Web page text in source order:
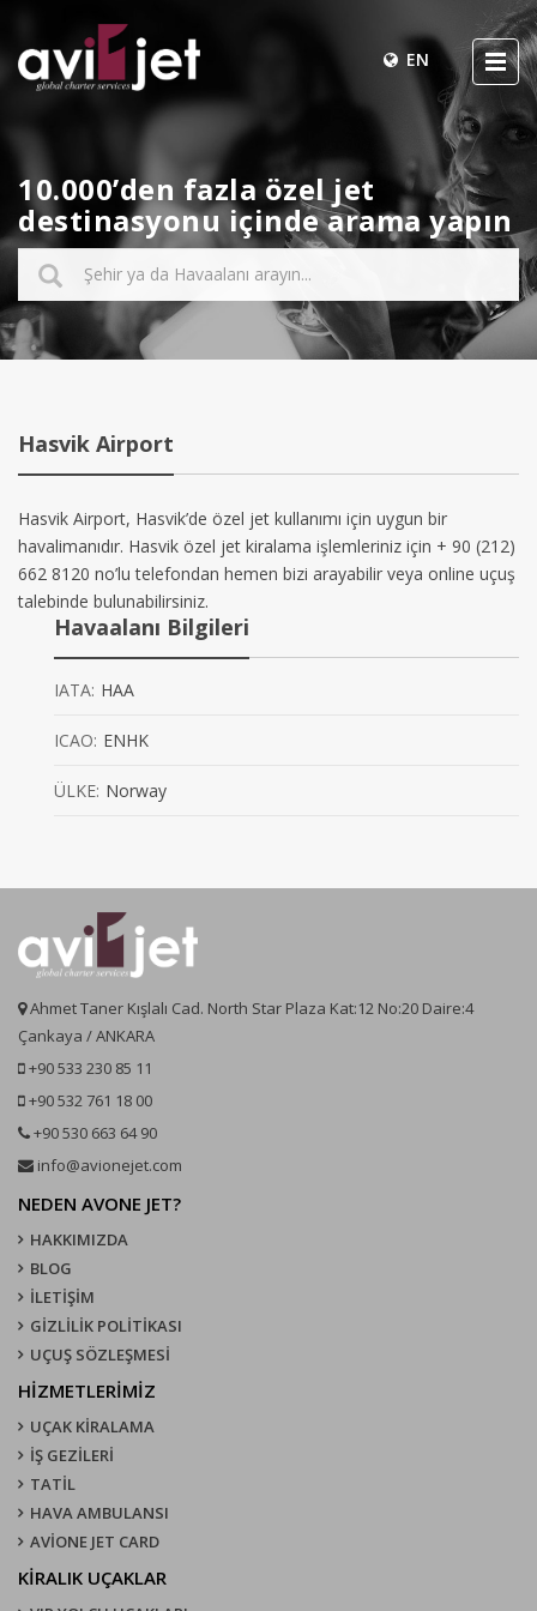
EN
10.000’den fazla özel jet
destinasyonu içinde arama yapın
Hasvik Airport
Hasvik Airport, Hasvik’de özel jet kullanımı için uygun bir
havalimanıdır. Hasvik özel jet kiralama işlemleriniz için + 90 (212)
662 8120 no’lu telefondan hemen bizi arayabilir veya online uçuş
talebinde bulunabilirsiniz.
Havaalanı Bilgileri
IATA: HAA
ICAO: ENHK
ÜLKE: Norway
Ahmet Taner Kışlalı Cad. North Star Plaza Kat:12 No:20 Daire:4
Çankaya / ANKARA
+90 533 230 85 11
+90 532 761 18 00
+90 530 663 64 90
info@avionejet.com
NEDEN AVONE JET?
HAKKIMIZDA
BLOG
İLETİŞİM
GİZLİLİK POLİTİKASI
UÇUŞ SÖZLEŞMESI
HİZMETLERİMİZ
UÇAK KIRALAMA
İŞ GEZİLERİ
TATİL
HAVA AMBULANSI
AVİONE JET CARD
KIRALIK UÇAKLAR